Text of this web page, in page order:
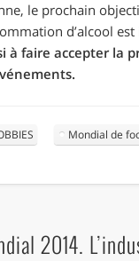
le prochain
d’alcool
à faire accepter la
Mondial de
2014.